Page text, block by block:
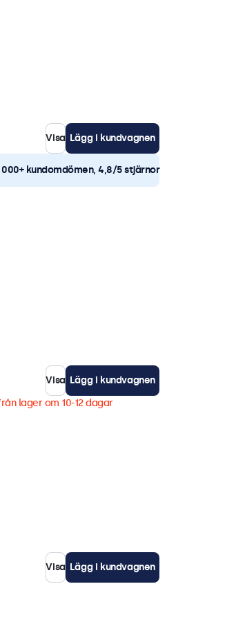
Visa Lägg i kundvagnen
000+ kundomdömen, 4,8/5 stjärnor
Visa Lägg i kundvagnen
lager om 10-12 dagar
Visa Lägg i kundvagnen